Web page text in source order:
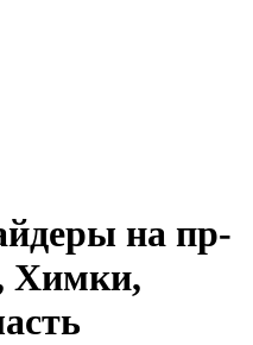
на пр-
Химки,